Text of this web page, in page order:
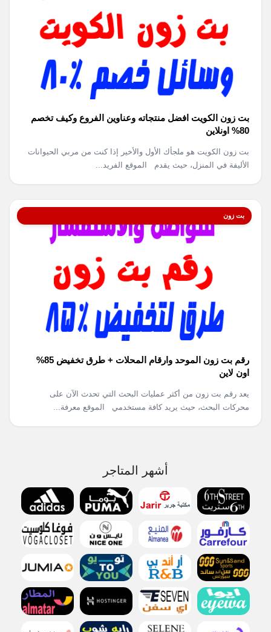
بت زون الكويت افضل منتجاته وعناوين الفروع وكيف تخصم
80% اونلاين
بت زون الكويت هو ملجأك الأول والأخير إذا كنت من مربي الحيوانات
الأليفة في المنزل، حيث يقدم الموقع الفريد...
بت زون
رقم بت زون الموحد وارقام المحلات + طرق تخفيض 85%
اون لاين
يعد رقم بت زون من أكثر عمليات البحث التي تحدث الآن على
محركات البحث، حيث يريد كافة مستخدمي الموقع معرفة...
أشهر المتاجر